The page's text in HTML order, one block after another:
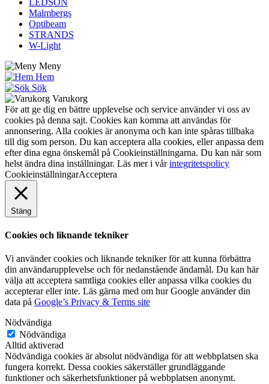
Malmbergs
Optibeam
STRANDS
W-Light
Meny
Hem
Sök
Varukorg
För att ge dig en bättre upplevelse och service använder vi oss av
cookies på denna sajt. Cookies kan komma att användas för
annonsering. Alla cookies är anonyma och kan inte spåras tillbaka
till dig som person. Du kan acceptera alla cookies, eller anpassa dem
efter dina egna önskemål på Cookieinställningarna. Du kan när som
helst ändra dina inställningar. Läs mer i vårintegritetspolicy
CookieinställningarAcceptera
Stäng
Cookies och liknande tekniker
Vi använder cookies och liknande tekniker för att kunna förbättra
din användarupplevelse och för nedanstående ändamål. Du kan här
välja att acceptera samtliga cookies eller anpassa vilka cookies du
accepterar eller inte. Läs gärna med om hur Google använder din
data på Google’s Privacy & Terms site
Nödvändiga
Nödvändiga
Alltid aktiverad
Nödvändiga cookies är absolut nödvändiga för att webbplatsen ska
fungera korrekt. Dessa cookies säkerställer grundläggande
funktioner och säkerhetsfunktioner på webbplatsen anonymt.